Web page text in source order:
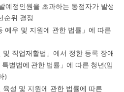
예정인원을 초과하는 동점자가 발생한
순위 결정
예우 및 지원에 관한 법률 」에 따른
및 직업재활법 」에서 정한 등록 장애인
특별법에 관한 법률 」에 따른 청년(임용
)
육성 및 지원에 관한 법률에 따른